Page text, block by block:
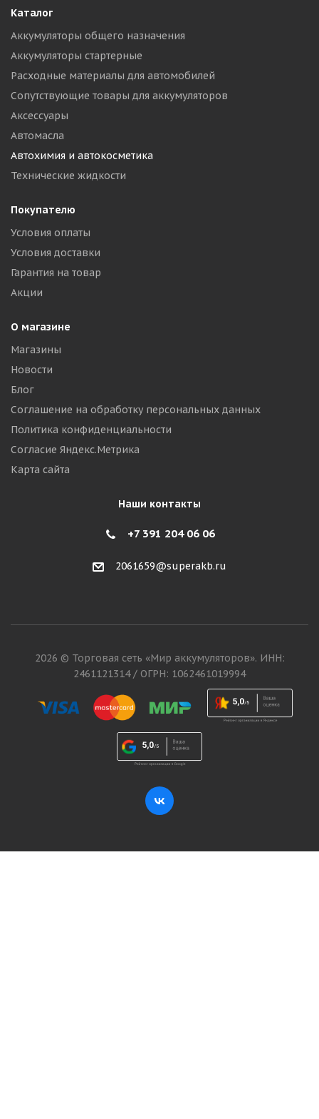
Каталог
Аккумуляторы общего назначения
Аккумуляторы стартерные
Расходные материалы для автомобилей
Сопутствующие товары для аккумуляторов
Аксессуары
Автомасла
Автохимия и автокосметика
Технические жидкости
Покупателю
Условия оплаты
Условия доставки
Гарантия на товар
Акции
О магазине
Магазины
Новости
Блог
Соглашение на обработку персональных данных
Политика конфиденциальности
Согласие Яндекс.Метрика
Карта сайта
Наши контакты
+7 391 204 06 06
2061659@superakb.ru
2026 © Торговая сеть «Мир аккумуляторов». ИНН:
2461121314 / ОГРН: 1062461019994